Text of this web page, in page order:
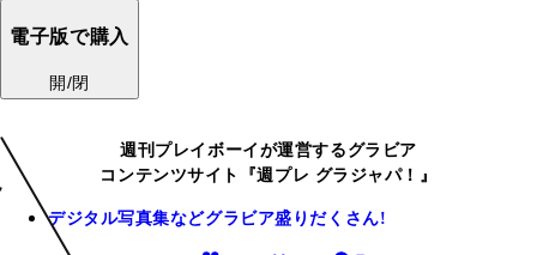
電子版で購入
開/閉
週刊プレイボーイが運営するグラビア
コンテンツサイト『週プレ グラジャパ！』
デジタル写真集などグラビア盛りだくさん!